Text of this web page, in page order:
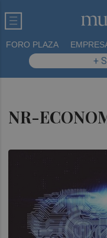
FORO PLAZA
+
NR-